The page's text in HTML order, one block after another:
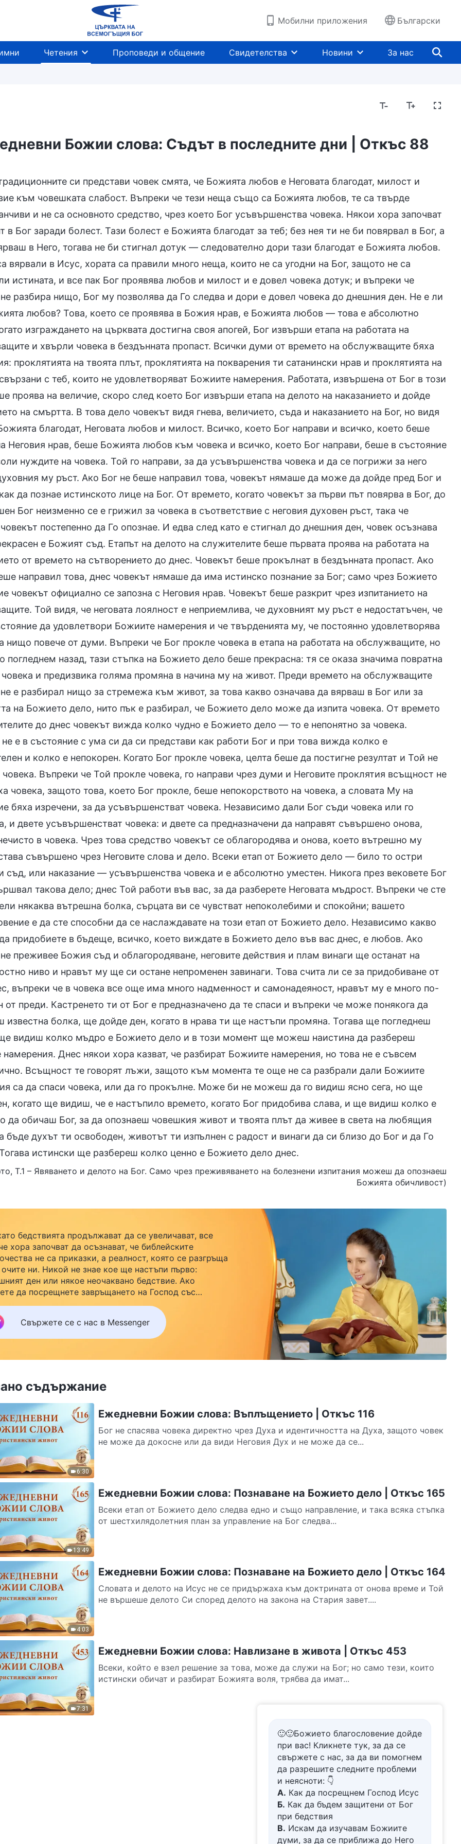
Мобилни приложения Български
Четения Проповеди и общение Свидетелства Новини За нас
Познаване на Божието дело Нравът на Бог, кой е Той и какво притежава Загадки
Божии слова: Съдът в последните дни | Откъс 88
си представи човек смята, че Божията любов е Неговата благодат, милост и
към човешката слабост. Въпреки че тези неща също са Божията любов, те са твърде
и не са основното средство, чрез което Бог усъвършенства човека. Някои хора започват
в Бог заради болест. Тази болест е Божията благодат за теб; без нея ти не би повярвал в Бог, а
в Него, тогава не би стигнал дотук — следователно дори тази благодат е Божията любов.
вярвали в Исус, хората са правили много неща, които не са угодни на Бог, защото не са
истината, и все пак Бог проявява любов и милост и е довел човека дотук; и въпреки че
разбира нищо, Бог му позволява да Го следва и дори е довел човека до днешния ден. Не е ли
любов? Това, което се проявява в Божия нрав, е Божията любов — това е абсолютно
изграждането на църквата достигна своя апогей, Бог извърши етапа на работата на
и хвърли човека в бездънната пропаст. Всички думи от времето на обслужващите бяха
проклятията на твоята плът, проклятията на покварения ти сатанински нрав и проклятията на
с теб, които не удовлетворяват Божиите намерения. Работата, извършена от Бог в този
проява на величие, скоро след което Бог извърши етапа на делото на наказанието и дойде
на смъртта. В това дело човекът видя гнева, величието, съда и наказанието на Бог, но видя
благодат, Неговата любов и милост. Всичко, което Бог направи и всичко, което беше
Неговия нрав, беше Божията любов към човека и всичко, което Бог направи, беше в състояние
нуждите на човека. Той го направи, за да усъвършенства човека и да се погрижи за него
му ръст. Ако Бог не беше направил това, човекът нямаше да може да дойде пред Бог и
да познае истинското лице на Бог. От времето, когато човекът за първи път повярва в Бог, до
Бог неизменно се е грижил за човека в съответствие с неговия духовен ръст, така че
постепенно да Го опознае. И едва след като е стигнал до днешния ден, човек осъзнава
е Божият съд. Етапът на делото на служителите беше първата проява на работата на
от времето на сътворението до днес. Човекът беше прокълнат в бездънната пропаст. Ако
направил това, днес човекът нямаше да има истинско познание за Бог; само чрез Божието
човекът официално се запозна с Неговия нрав. Човекът беше разкрит чрез изпитанието на
Той видя, че неговата лоялност е неприемлива, че духовният му ръст е недостатъчен, че
да удовлетвори Божиите намерения и че твърденията му, че постоянно удовлетворява
нищо повече от думи. Въпреки че Бог прокле човека в етапа на работата на обслужващите, но
погледнем назад, тази стъпка на Божието дело беше прекрасна: тя се оказа значима повратна
човека и предизвика голяма промяна в начина му на живот. Преди времето на обслужващите
е разбирал нищо за стремежа към живот, за това какво означава да вярваш в Бог или за
на Божието дело, нито пък е разбирал, че Божието дело може да изпита човека. От времето
до днес човекът вижда колко чудно е Божието дело — то е непонятно за човека.
е в състояние с ума си да си представи как работи Бог и при това вижда колко е
и колко е непокорен. Когато Бог прокле човека, целта беше да постигне резултат и Той не
Въпреки че Той прокле човека, го направи чрез думи и Неговите проклятия всъщност не
човека, защото това, което Бог прокле, беше непокорството на човека, а словата Му на
бяха изречени, за да усъвършенстват човека. Независимо дали Бог съди човека или го
и двете усъвършенстват човека: и двете са предназначени да направят съвършено онова,
в човека. Чрез това средство човекът се облагородява и онова, което вътрешно му
съвършено чрез Неговите слова и дело. Всеки етап от Божието дело — било то остри
съд, или наказание — усъвършенства човека и е абсолютно уместен. Никога през вековете Бог
такова дело; днес Той работи във вас, за да разберете Неговата мъдрост. Въпреки че сте
някаква вътрешна болка, сърцата ви се чувстват непоколебими и спокойни; вашето
е да сте способни да се наслаждавате на този етап от Божието дело. Независимо какво
придобиете в бъдеще, всичко, което виждате в Божието дело във вас днес, е любов. Ако
преживее Божия съд и облагородяване, неговите действия и плам винаги ще останат на
ниво и нравът му ще си остане непроменен завинаги. Това счита ли се за придобиване от
въпреки че в човека все още има много надменност и самонадеяност, нравът му е много по-
от преди. Кастренето ти от Бог е предназначено да те спаси и въпреки че може понякога да
известна болка, ще дойде ден, когато в нрава ти ще настъпи промяна. Тогава ще погледнеш
видиш колко мъдро е Божието дело и в този момент ще можеш наистина да разбереш
Днес някои хора казват, че разбират Божиите намерения, но това не е съвсем
Всъщност те говорят лъжи, защото към момента те още не са разбрали дали Божиите
са да спаси човека, или да го прокълне. Може би не можеш да го видиш ясно сега, но ще
когато ще видиш, че е настъпило времето, когато Бог придобива слава, и ще видиш колко е
да обичаш Бог, за да опознаеш човешкия живот и твоята плът да живее в света на любящия
бъде духът ти освободен, животът ти изпълнен с радост и винаги да си близо до Бог и да Го
истински ще разбереш колко ценно е Божието дело днес.
Т.1 – Явяването и делото на Бог. Само чрез преживяването на болезнени изпитания можеш да опознаеш
Божията обичливост)
бедствията продължават да се увеличават, все
хора започват да осъзнават, че библейските
не са приказки, а реалност, която се разгръща
ни. Никой не знае кое ще настъпи първо:
ден или някое неочаквано бедствие. Ако
да посрещнете завръщането на Господ със
си и да намерите безопасност под Божията
кликнете върху Messenger, за да се присъедините
група за изучаване. Не чакайте до утре.
Свържете се с нас в Messenger
съдържание
6:30
Ежедневни Божии слова: Въплъщението | Откъс 116
Бог не спасява човека директно чрез Духа и идентичността на Духа, защото човек
не може да докосне или да види Неговия Дух и не може да се...
13:49
Ежедневни Божии слова: Познаване на Божието дело | Откъс 165
Всеки етап от Божието дело следва едно и също направление, и така всяка стъпка
от шестхилядолетния план за управление на Бог следва...
4:03
Ежедневни Божии слова: Познаване на Божието дело | Откъс 164
Словата и делото на Исус не се придържаха към доктрината от онова време и Той
не вършеше делото Си според делото на закона на Стария завет....
7:31
Ежедневни Божии слова: Навлизане в живота | Откъс 453
Всеки, който е взел решение за това, може да служи на Бог; но само тези, които
истински обичат и разбират Божията воля, трябва да имат...
🙂🙂Божието благословение дойде
при вас! Кликнете тук, за да се
свържете с нас, за да ви помогнем
да разрешите следните проблеми
и неясноти: 👇
А. Как да посрещнем Господ Исус
Б. Как да бъдем защитени от Бог
при бедствия
В. Искам да изучавам Божиите
думи, за да се приближа до Него